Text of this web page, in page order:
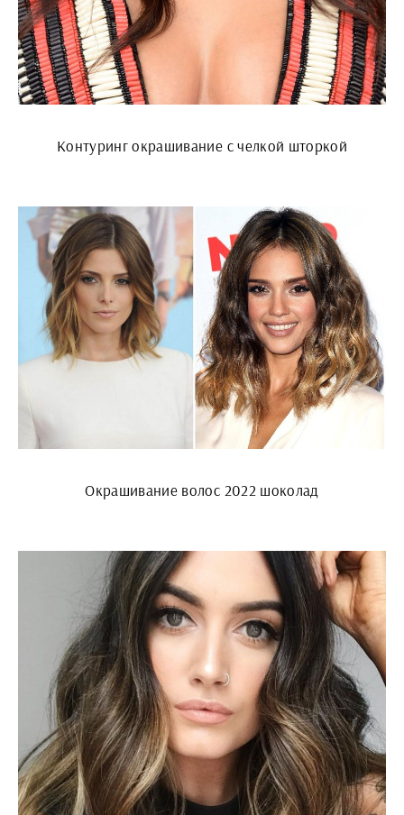
Контуринг окрашивание с челкой шторкой
Окрашивание волос 2022 шоколад